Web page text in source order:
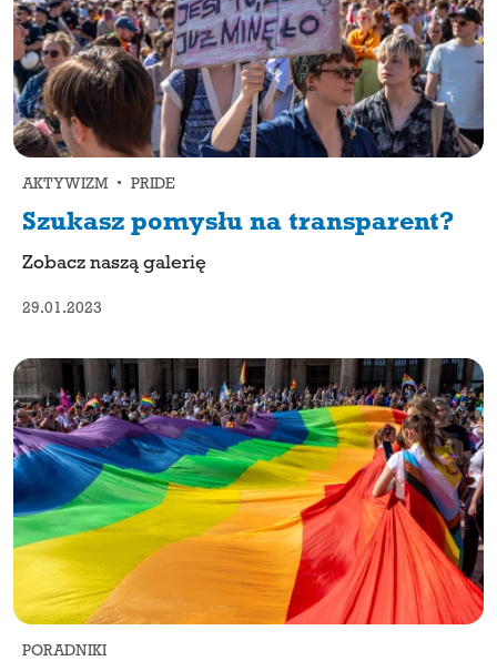
AKTYWIZM • PRIDE
Szukasz pomysłu na transparent?
Zobacz naszą galerię
29.01.2023
PORADNIKI